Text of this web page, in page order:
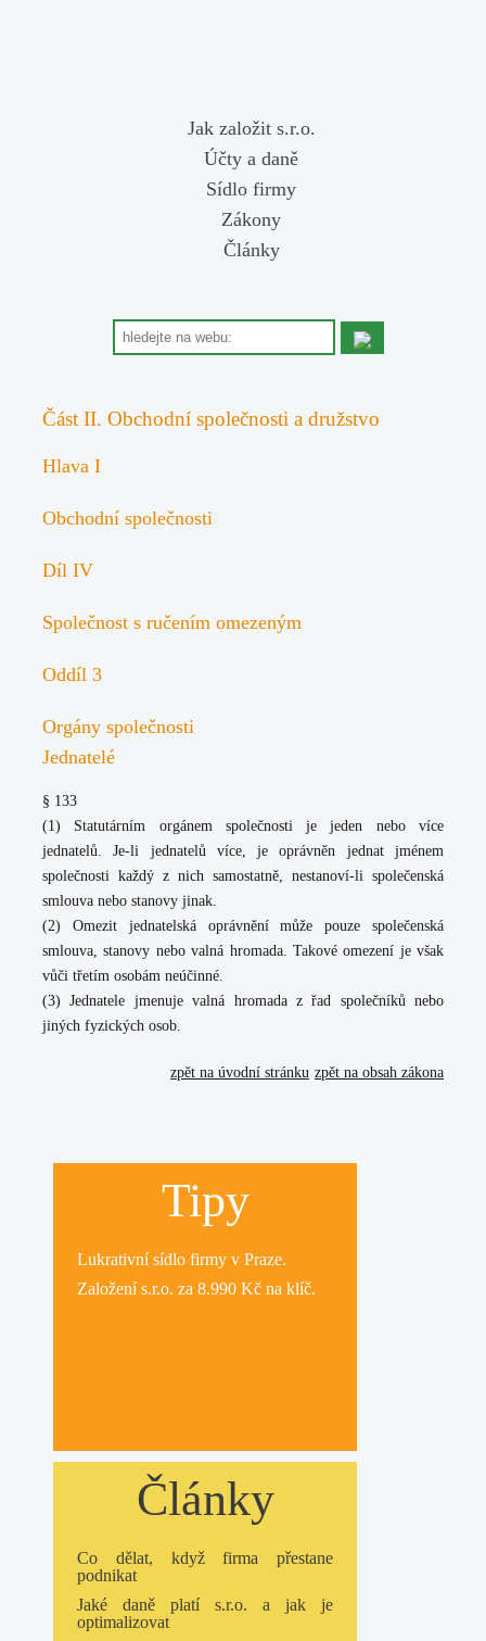
Jak založit s.r.o.
Účty a daně
Sídlo firmy
Zákony
Články
Část II. Obchodní společnosti a družstvo
Hlava I
Obchodní společnosti
Díl IV
Společnost s ručením omezeným
Oddíl 3
Orgány společnosti
Jednatelé
§ 133
(1) Statutárním orgánem společnosti je jeden nebo více
jednatelů. Je-li jednatelů více, je oprávněn jednat jménem
společnosti každý z nich samostatně, nestanoví-li společenská
smlouva nebo stanovy jinak.
(2) Omezit jednatelská oprávnění může pouze společenská
smlouva, stanovy nebo valná hromada. Takové omezení je však
vůči třetím osobám neúčinné.
(3) Jednatele jmenuje valná hromada z řad společníků nebo
jiných fyzických osob.
zpět na obsah zákona
zpět na úvodní stránku
Tipy
Lukrativnísídlo firmy v Praze.
Založení s.r.o. za 8.990 Kč na klíč.
Články
Co dělat, když firma přestane
podnikat
Jaké daně platí s.r.o. a jak je
optimalizovat